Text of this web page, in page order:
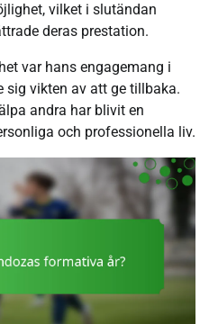
vilket i slutändan
deras prestation.
var hans engagemang i
sig vikten av att ge tillbaka.
andra har blivit en
och professionella liv.